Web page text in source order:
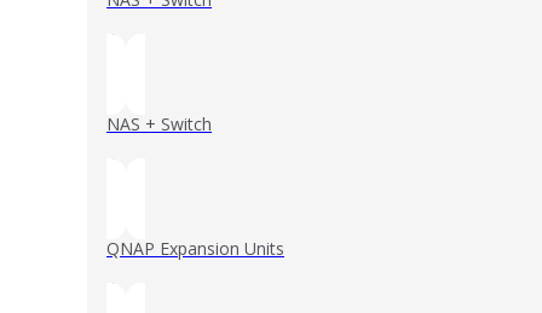
()
NAS + Switch
()
QNAP Expansion Units
()